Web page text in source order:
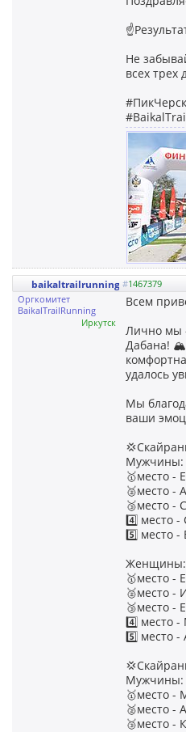
Не
всех трех
baikaltrailrunning #1467379
Оргкомитет
BaikalTrailRunning
Иркутск
Всем
Лично мы
Дабана! 🏔
удалось
Мы
ваши
Мужчины:
🥇место -
🥈место -
🥉место -
4️⃣ место -
5️⃣ место -
Женщины:
🥇место -
🥈место -
🥉место -
4️⃣ место -
5️⃣ место
Мужчины:
🥇место -
🥈место -
🥉место -